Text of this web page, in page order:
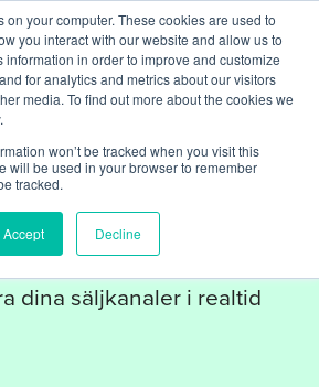
on your computer. These cookies are used to
you interact with our website and allow us to
information in order to improve and customize
for analytics and metrics about our visitors
media. To find out more about the cookies we
won’t be tracked when you visit this
will be used in your browser to remember
tracked.
Accept Decline
PARTNERS
Sitoo
dina säljkanaler i realtid